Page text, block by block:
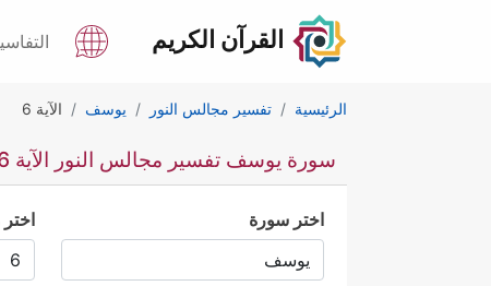
القرآن الكريم
الرئيسية تفسير مجالس النور يوسف الآية 6
سورة يوسف تفسير مجالس النور الآية 6
اختر سورة اختر